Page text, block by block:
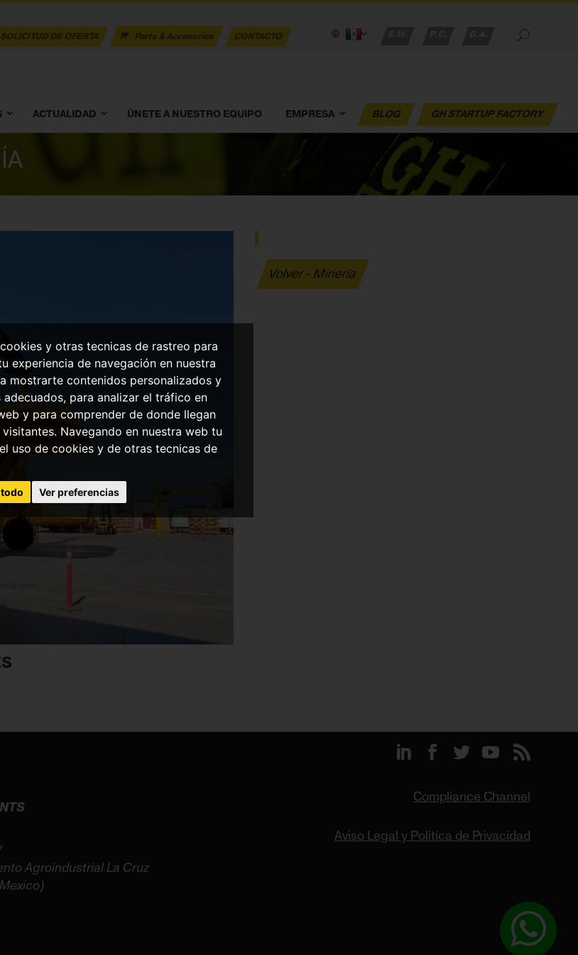
y otras tecnicas de rastreo para
experiencia de navegación en nuestra
mostrarte contenidos personalizados y
adecuados, para analizar el tráfico en
y para comprender de donde llegan
visitantes. Navegando en nuestra web tu
uso de cookies y de otras tecnicas de
Ver preferencias
SOLICITUD DE OFERTA
Parts & Accesories CONTACTO
ACTUALIDAD ÚNETE A NUESTRO EQUIPO EMPRESA BLOG GH STARTUP FACTORY
Volver - Minería
Compliance Channel
Aviso Legal y Política de Privacidad
Agroindustrial La Cruz